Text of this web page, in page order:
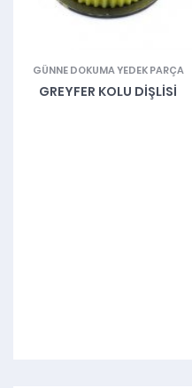
GÜNNE DOKUMA YEDEK PARÇA
GREYFER KOLU DIŞLISI